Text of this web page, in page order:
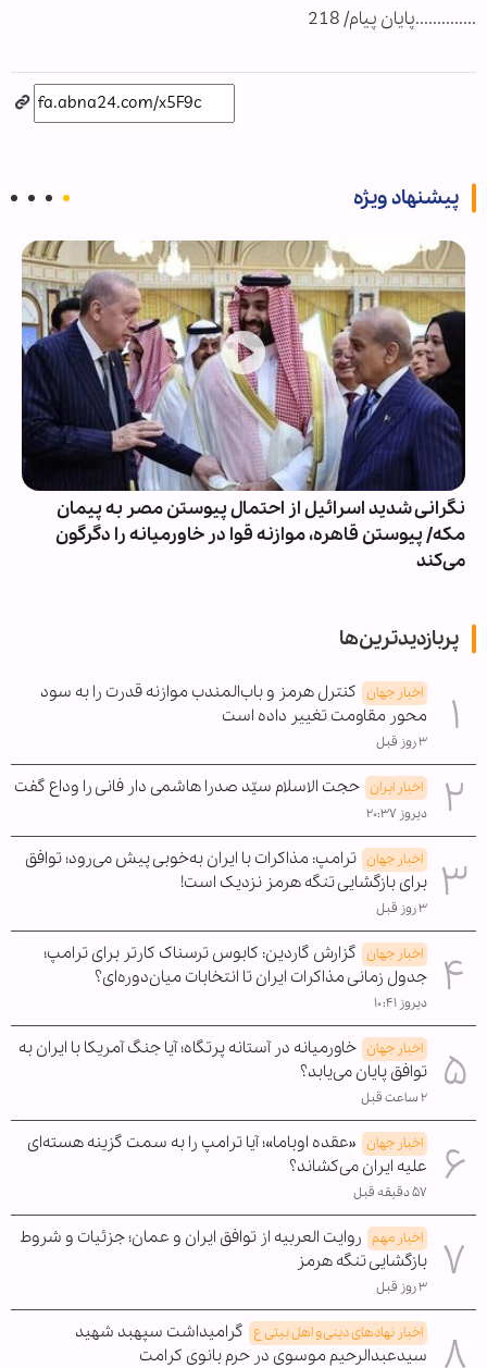
..............پایان پیام/ 218
پیشنهاد ویژه
نگرانی شدید اسرائیل از احتمال پیوستن مصر به پیمان
مکه/ پیوستن قاهره، موازنه قوا در خاورمیانه را دگرگون
می‌کند
پربازدیدترین‌ها
اخبار جهان کنترل هرمز و باب‌المندب موازنه قدرت را به سود
محور مقاومت تغییر داده است
۳ روز قبل
اخبار ایران حجت الاسلام سیّد صدرا هاشمی دار فانی را وداع گفت
دیروز ۲۰:۳۷
اخبار جهان ترامپ: مذاکرات با ایران به‌خوبی پیش می‌رود؛ توافق
برای بازگشایی تنگه هرمز نزدیک است!
۳ روز قبل
اخبار جهان گزارش گاردین: کابوس ترسناک کارتر برای ترامپ؛
جدول زمانی مذاکرات ایران تا انتخابات میان‌دوره‌ای؟
دیروز ۱۰:۴۱
اخبار جهان خاورمیانه در آستانه پرتگاه؛ آیا جنگ آمریکا با ایران به
توافق پایان می‌یابد؟
۲ ساعت قبل
اخبار جهان «عقده اوباما»؛ آیا ترامپ را به سمت گزینه هسته‌ای
علیه ایران می‌کشاند؟
۵۷ دقیقه قبل
اخبار مهم روایت العربیه از توافق ایران و عمان؛ جزئیات و شروط
بازگشایی تنگه هرمز
۳ روز قبل
اخبار نهادهای دینی و اهل بیتی ع گرامیداشت سپهبد شهید
سیدعبدالرحیم موسوی در حرم بانوی کرامت